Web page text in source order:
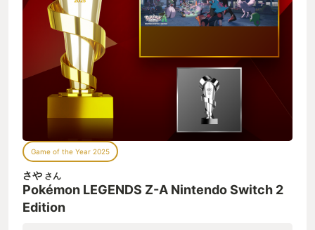
Game of the Year 2025
さや さん
Pokémon LEGENDS Z-A Nintendo Switch 2
Edition